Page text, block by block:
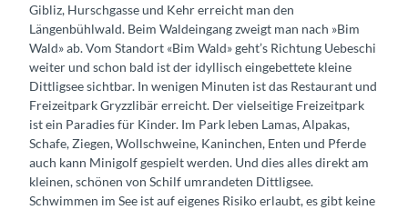
Gibliz, Hurschgasse und Kehr erreicht man den
Längenbühlwald. Beim Waldeingang zweigt man nach »Bim
Wald» ab. Vom Standort «Bim Wald» geht’s Richtung Uebeschi
weiter und schon bald ist der idyllisch eingebettete kleine
Dittligsee sichtbar. In wenigen Minuten ist das Restaurant und
Freizeitpark Gryzzlibär erreicht. Der vielseitige Freizeitpark
ist ein Paradies für Kinder. Im Park leben Lamas, Alpakas,
Schafe, Ziegen, Wollschweine, Kaninchen, Enten und Pferde
auch kann Minigolf gespielt werden. Und dies alles direkt am
kleinen, schönen von Schilf umrandeten Dittligsee.
Schwimmen im See ist auf eigenes Risiko erlaubt, es gibt keine